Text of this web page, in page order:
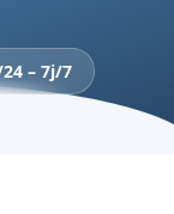
– 7j/7